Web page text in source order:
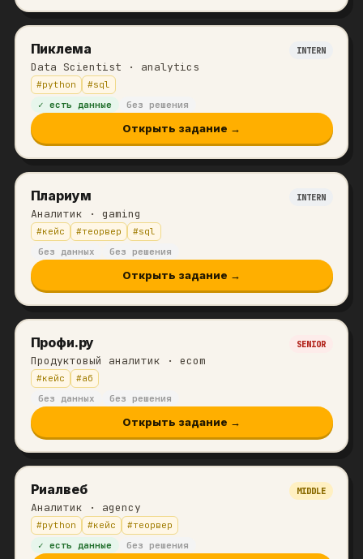
Пиклема INTERN
Data Scientist · analytics
#python #sql
✓ есть данные
без решения
Открыть задание →
Плариум INTERN
Аналитик · gaming
#кейс #теорвер #sql
без данных
без решения
Открыть задание →
Профи.ру SENIOR
Продуктовый аналитик · ecom
#кейс #аб
без данных
без решения
Открыть задание →
Риалвеб MIDDLE
Аналитик · agency
#python #кейс #теорвер
✓ есть данные
без решения